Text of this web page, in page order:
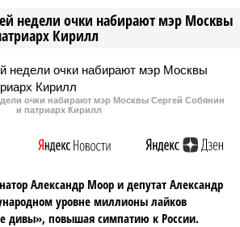
недели очки набирают мэр Москвы
Кирилл
очки набирают мэр Москвы Сергей Собянин
и патриарх Кирилл
Александр Моор и депутат Александр
уровне миллионы лайков
дивы», повышая симпатию к России.